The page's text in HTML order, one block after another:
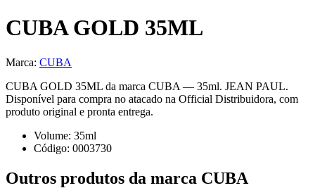
CUBA GOLD 35ML
Marca: CUBA
CUBA GOLD 35ML da marca CUBA — 35ml. JEAN PAUL.
Disponível para compra no atacado na Official Distribuidora, com
produto original e pronta entrega.
Volume: 35ml
Código: 0003730
Outros produtos da marca CUBA